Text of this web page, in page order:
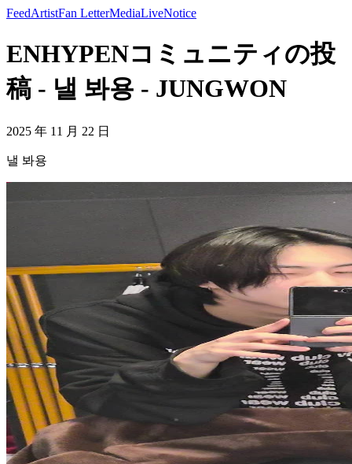
FeedArtistFan LetterMediaLiveNotice
ENHYPENコミュニティの投
稿 - 낼 봐용 - JUNGWON
2025 年 11 月 22 日
낼 봐용